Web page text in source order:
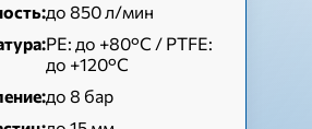
до 850 л/мин
РЕ: до +80°C / PTFE:
до +120°C
до 8 бар